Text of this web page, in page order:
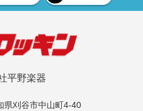
平野楽器
刈谷市中山町4-40